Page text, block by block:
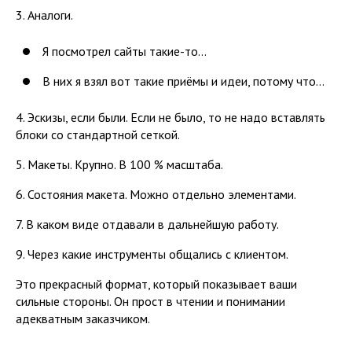
3. Аналоги.
Я посмотрел сайты такие-то...
В них я взял вот такие приёмы и идеи, потому что...
4. Эскизы, если были. Если не было, то не надо вставлять
блоки со стандартной сеткой.
5. Макеты. Крупно. В 100 % масштаба.
6. Состояния макета. Можно отдельно элементами.
7. В каком виде отдавали в дальнейшую работу.
9. Через какие инструменты общались с клиентом.
Это прекрасный формат, который показывает ваши
сильные стороны. Он прост в чтении и понимании
адекватным заказчиком.